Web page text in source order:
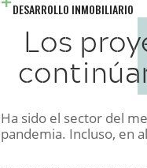
DESARROLLO INMOBILIARIO
Los
Ha sido el sector del
pandemia. Incluso, en